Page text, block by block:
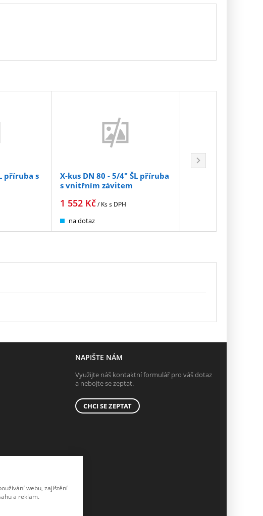
příruba s
X-kus DN 80 - 5/4" ŠL příruba
s vnitřním závitem
1 552Kč/ Kss DPH
na dotaz
NAPIŠTE NÁM
Využijte náš kontaktní formulář pro váš dotaz
a nebojte se zeptat.
CHCI SE ZEPTAT
webu, zajištění
a reklam.